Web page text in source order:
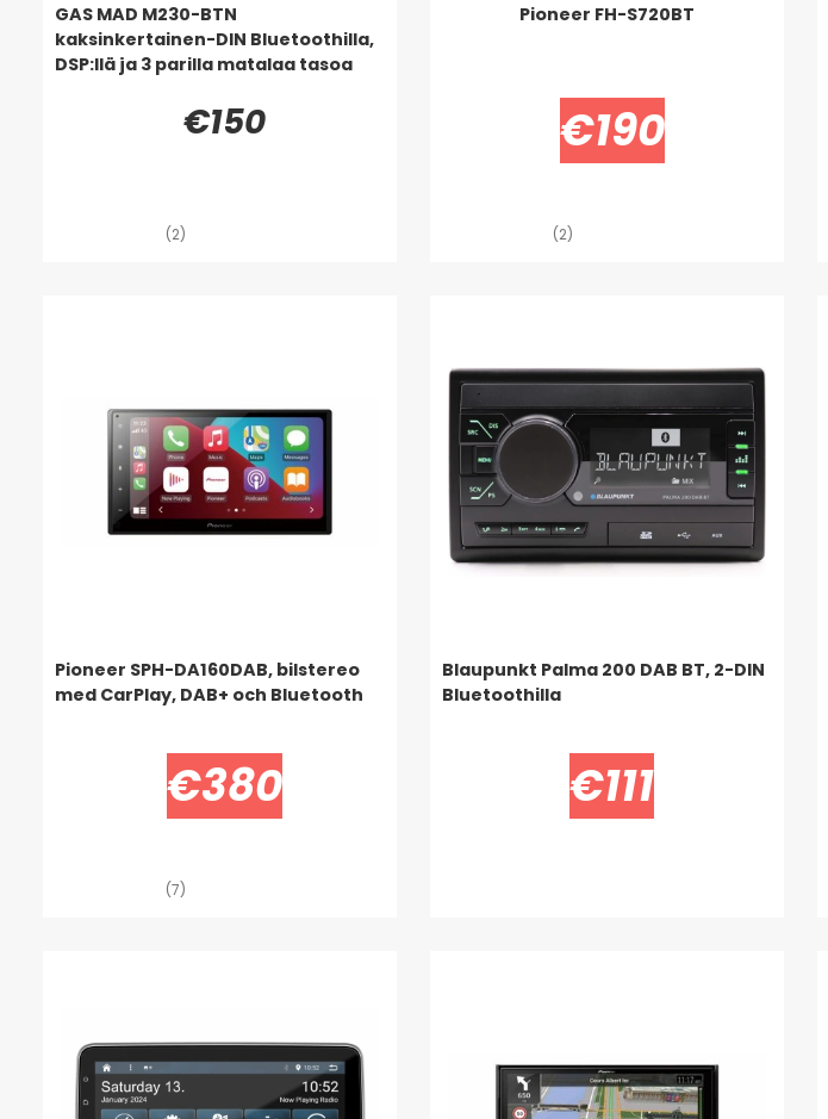
GAS MAD M230-BTN
kaksinkertainen-DIN Bluetoothilla,
DSP:llä ja 3 parilla matalaa tasoa
€150
(2)
Pioneer FH-S720BT
€190
(2)
Pioneer SPH-DA160DAB, bilstereo
med CarPlay, DAB+ och Bluetooth
€380
(7)
Blaupunkt Palma 200 DAB BT, 2-DIN
Bluetoothilla
€111